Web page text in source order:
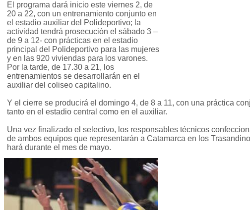
El programa dará inicio este viernes 2, de
20 a 22, con un entrenamiento conjunto en
el estadio auxiliar del Polideportivo; la
actividad tendrá prosecución el sábado 3 –
de 9 a 12- con prácticas en el estadio
principal del Polideportivo para las mujeres
y en las 920 viviendas para los varones.
Por la tarde, de 17.30 a 21, los
entrenamientos se desarrollarán en el
auxiliar del coliseo capitalino.
Y el cierre se producirá el domingo 4, de 8 a 11, con una práctica
tanto en el estadio central como en el auxiliar.
Una vez finalizado el selectivo, los responsables técnicos
de ambos equipos que representarán a Catamarca en los
hará durante el mes de mayo.